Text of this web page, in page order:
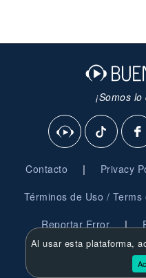
¡Somos
Contacto | Privacy
Términos de Uso / Terms
Reportar Error |
© 2026
Al usar esta plataforma,